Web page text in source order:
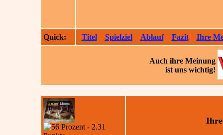
Quick: Titel Spielziel Ablauf Fazit Ihre
Auch ihre Meinung
ist uns wichtig!
Ihre